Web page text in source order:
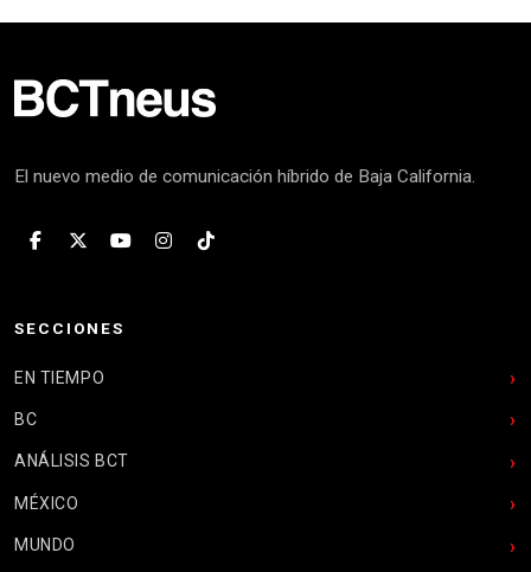
El nuevo medio de comunicación híbrido de Baja California.
SECCIONES
EN TIEMPO
BC
ANÁLISIS BCT
MÉXICO
MUNDO